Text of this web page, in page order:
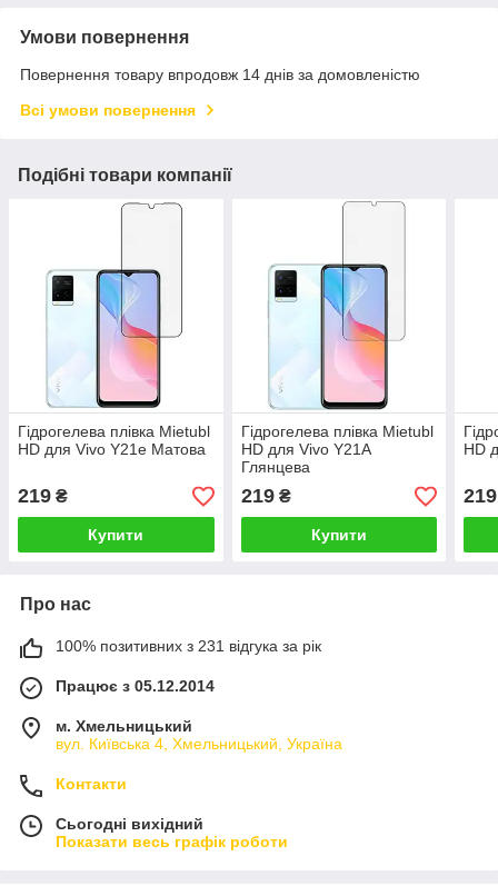
Умови повернення
Повернення товару впродовж 14 днів за домовленістю
Всі умови повернення
Подібні товари компанії
Гідрогелева плівка Mietubl
HD для Vivo Y21e Матова
219 ₴
Купити
Гідрогелева плівка Mietubl
HD для Vivo Y21A
Глянцева
219₴
Купити
HD
219
Про нас
100% позитивних з 231 відгука за рік
Працює з 05.12.2014
м. Хмельницький
вул. Київська 4, Хмельницький, Україна
Контакти
Сьогодні вихідний
Показати весь графік роботи